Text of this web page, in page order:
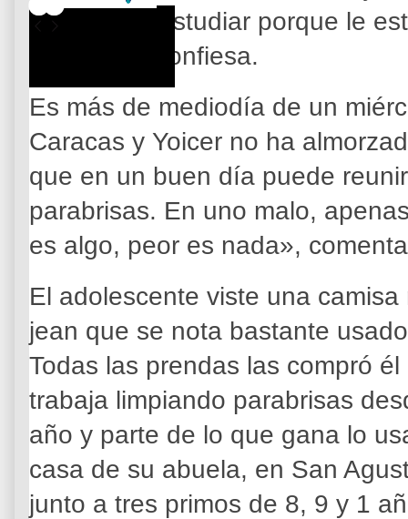
uniforme a estudiar porque le
estudios», confiesa.
Es más de mediodía de un
Caracas y Yoicer no ha
que en un buen día puede
parabrisas. En uno malo,
es algo, peor es nada»,
El adolescente viste una
jean que se nota bastante
Todas las prendas las compró
trabaja limpiando parabrisas
año y parte de lo que gana lo
casa de su abuela, en San
junto a tres primos de 8, 9 y 1